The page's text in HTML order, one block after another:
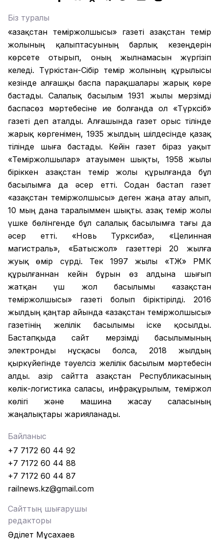
Біз туралы
«Қазақстан теміржолшысы» газеті Қазақстан темір
жолының қалыптасуының барлық кезеңдерін
көрсете отырып, оның жылнамасын жүргізіп
келеді. Түркістан-Сібір темір жолының құрылысы
кезінде алғашқы баспа парақшалары жарық көре
бастады. Салалық басылым 1931 жылы мерзімді
баспасөз мәртебесіне ие болғанда ол «Түрксіб»
газеті деп аталды. Алғашында газет орыс тілінде
жарық көргенімен, 1935 жылдың шілдесінде қазақ
тілінде шыға бастады. Кейін газет біраз уақыт
«Теміржолшылар» атауымен шықты, 1958 жылы
біріккен Қазақстан темір жолы құрылғанда бұл
басылымға да әсер етті. Содан бастап газет
«Қазақстан теміржолшысы» деген жаңа атау алып,
10 мың дана таралыммен шықты. Қазақ темір жолы
үшке бөлінгенде бұл салалық басылымға тағы да
әсер етті. «Новь Турксиба», «Целинная
магистраль», «Батысжол» газеттері 20 жылға
жуық өмір сүрді. Тек 1997 жылы «ҚТЖ» РМК
құрылғаннан кейін бұрын өз алдына шығып
жатқан үш жол басылымы «Қазақстан
теміржолшысы» газеті болып біріктірілді. 2016
жылдың қаңтар айында «Қазақстан теміржолшысы»
газетінің желілік басылымы іске қосылды.
Бастапқыда сайт мерзімді басылымының
электронды нұсқасы болса, 2018 жылдың
қыркүйегінде тәуелсіз желілік басылым мәртебесін
алды. Қазір сайтта Қазақстан Республикасының
көлік-логистика саласы, инфрақұрылым, теміржол
көлігі және машина жасау саласының
жаңалықтары жарияланады.
Байланыс
+7 7172 60 44 92
+7 7172 60 44 88
+7 7172 60 44 87
railnews.kz@gmail.com
Сайттың шығарушы
редакторы
Әділет Мұсахаев